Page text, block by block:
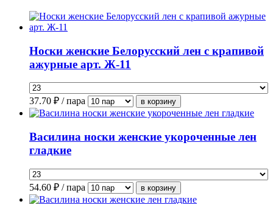
Носки женские Белорусский лен с крапивой
ажурные арт. Ж-11
37.70 ₽ / пара
Василина носки женские укороченные лен
гладкие
54.60 ₽ / пара